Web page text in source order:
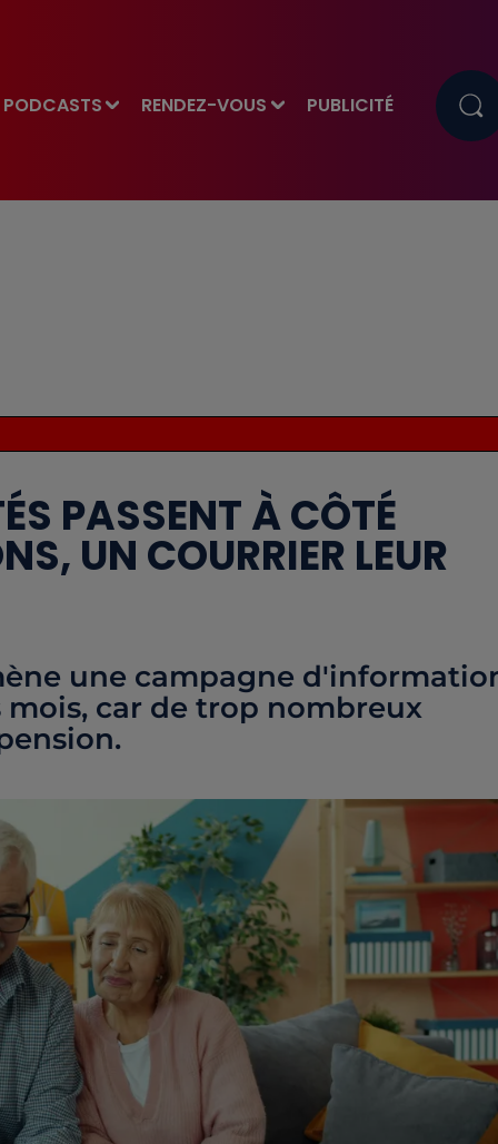
PODCASTS RENDEZ-VOUS PUBLICITÉ
PASSENT À CÔTÉ
UN COURRIER LEUR
une campagne
car de trop nombreux